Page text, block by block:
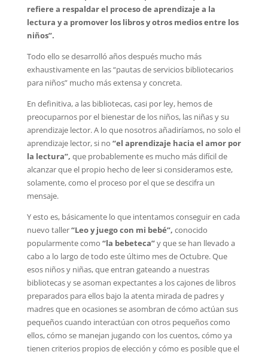
refiere a respaldar el proceso de aprendizaje a la
lectura y a promover los libros y otros medios entre los
niños”.
Todo ello se desarrolló años después mucho más
exhaustivamente en las “pautas de servicios bibliotecarios
para niños” mucho más extensa y concreta.
En definitiva, a las bibliotecas, casi por ley, hemos de
preocuparnos por el bienestar de los niños, las niñas y su
aprendizaje lector. A lo que nosotros añadiríamos, no solo el
aprendizaje lector, si no “el aprendizaje hacia el amor por
la lectura”, que probablemente es mucho más difícil de
alcanzar que el propio hecho de leer si consideramos este,
solamente, como el proceso por el que se descifra un
mensaje.
Y esto es, básicamente lo que intentamos conseguir en cada
nuevo taller“Leo y juego con mi bebé”, conocido
popularmente como “la bebeteca”y que se han llevado a
cabo a lo largo de todo este último mes de Octubre. Que
esos niños y niñas, que entran gateando a nuestras
bibliotecas y se asoman expectantes a los cajones de libros
preparados para ellos bajo la atenta mirada de padres y
madres que en ocasiones se asombran de cómo actúan sus
pequeños cuando interactúan con otros pequeños como
ellos, cómo se manejan jugando con los cuentos, cómo ya
tienen criterios propios de elección y cómo es posible que el